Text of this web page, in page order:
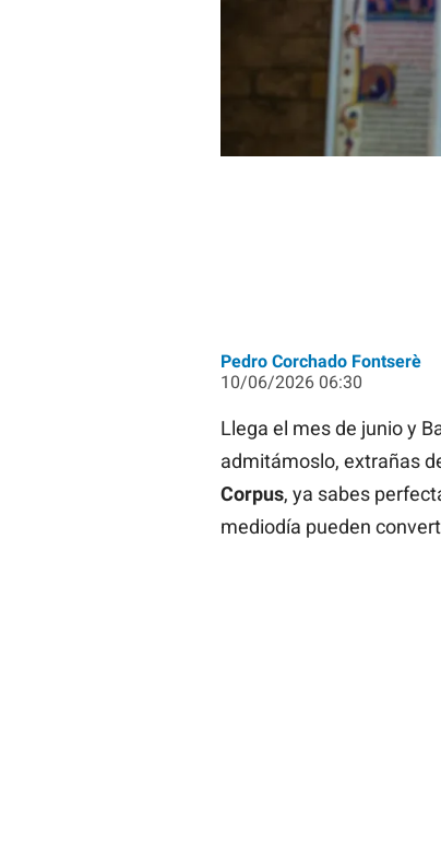
Pedro Corchado Fontserè
10/06/2026 06:30
Llega el mes de junio y
admitámoslo, extrañas
Corpus, ya sabes
mediodía pueden